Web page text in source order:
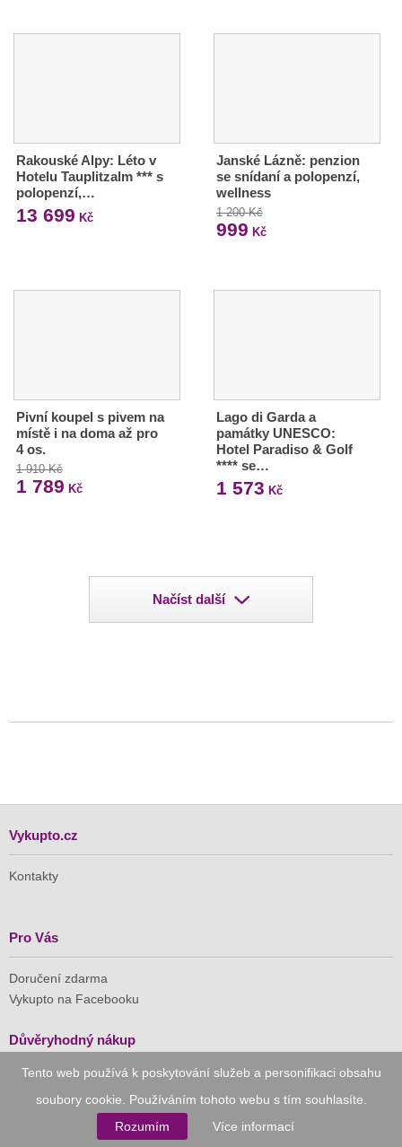
Tento web používá k poskytování služeb a personifikaci obsahu
soubory cookie. Používáním tohoto webu s tím souhlasíte.
Rozumím
Více informací
Rakouské Alpy: Léto v
Hotelu Tauplitzalm *** s
polopenzí,…
13 699 Kč
Janské Lázně: penzion
se snídaní a polopenzí,
wellness
1 200 Kč
999 Kč
Pivní koupel s pivem na
místě i na doma až pro
4 os.
1 910 Kč
1 789 Kč
Lago di Garda a
památky UNESCO:
Hotel Paradiso & Golf
**** se…
1 573 Kč
Načíst další
Vykupto.cz
Kontakty
Pro Vás
Doručení zdarma
Vykupto na Facebooku
Důvěryhodný nákup
komerci (APEK)